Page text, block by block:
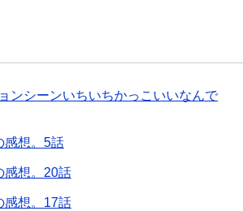
ンシーンいちいちかっこいいなんで
感想。5話
感想。20話
感想。17話